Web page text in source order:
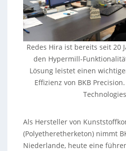
Redes Hira ist bereits seit 20
den Hypermill-
Lösung leistet einen
Effizienz von BKB Precision.
Als Hersteller von
(Polyetheretherketon) nimmt
Niederlande, heute eine